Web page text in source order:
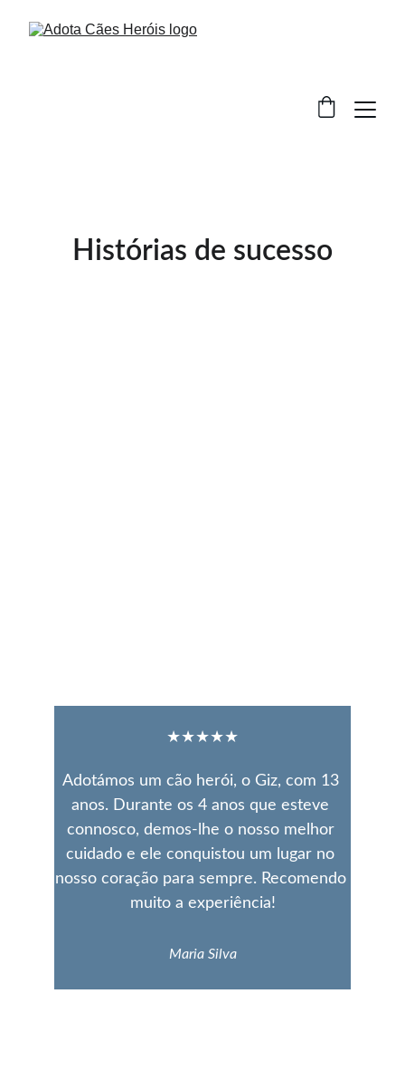
Histórias de sucesso
Adotámos um cão herói, o Giz, com 13
anos. Durante os 4 anos que esteve
connosco, demos-lhe o nosso melhor
cuidado e ele conquistou um lugar no
nosso coração para sempre. Recomendo
muito a experiência!
★★★★★
Maria Silva